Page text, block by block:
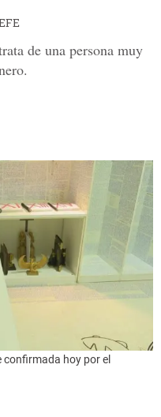
de una persona muy
hoy por el